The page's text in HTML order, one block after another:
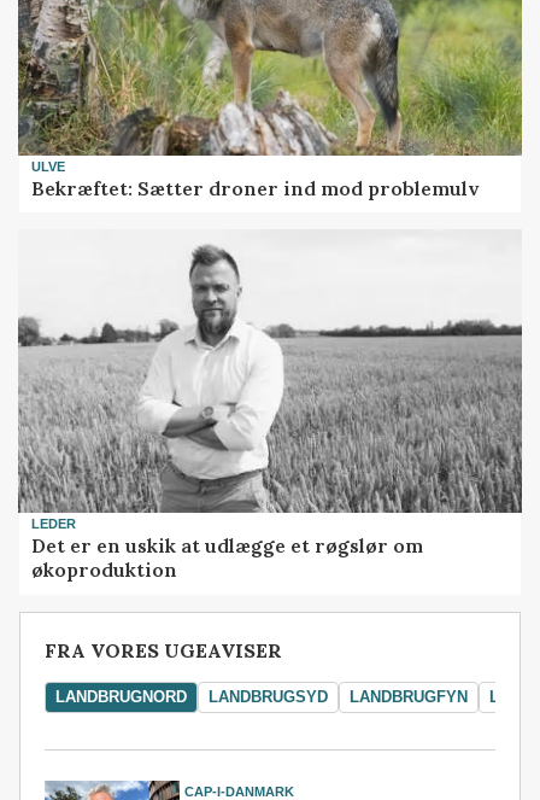
ULVE
Bekræftet: Sætter droner ind mod problemulv
LEDER
Det er en uskik at udlægge et røgslør om
økoproduktion
FRA VORES UGEAVISER
LANDBRUGNORD LANDBRUGSYD LANDBRUGFYN
CAP-I-DANMARK